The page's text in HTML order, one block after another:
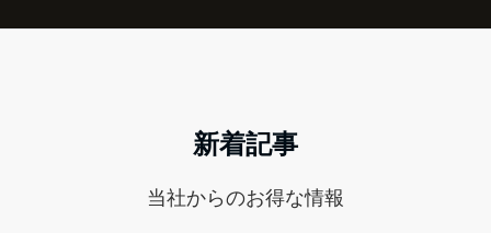
新着記事
当社からのお得な情報